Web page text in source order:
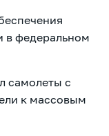
в федеральном
самолеты с
к массовым